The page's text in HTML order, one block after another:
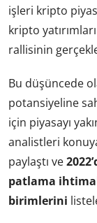
işleri kripto
kripto
rallisinin
Bu düşüncede
potansiyeline
için piyasayı
analistleri
paylaştı ve
patlama
birimlerini